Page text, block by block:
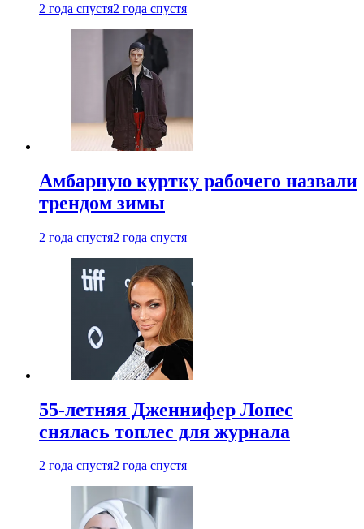
2 года спустя2 года спустя
Амбарную куртку рабочего назвали
трендом зимы
2 года спустя2 года спустя
55-летняя Дженнифер Лопес
снялась топлес для журнала
2 года спустя2 года спустя